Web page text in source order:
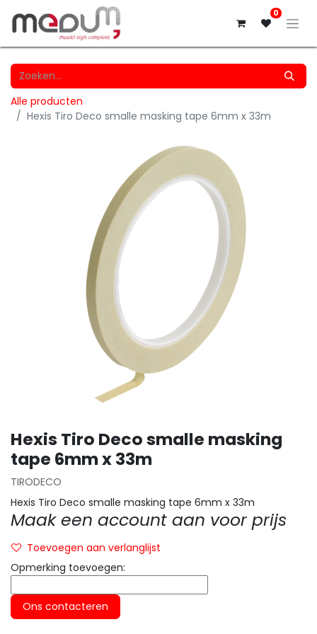
0
Alle producten
Hexis Tiro Deco smalle masking tape 6mm x 33m
Hexis Tiro Deco smalle masking
tape 6mm x 33m
TIRODECO
Hexis Tiro Deco smalle masking tape 6mm x 33m
Maak een account aan voor prijs
Toevoegen aan verlanglijst
Opmerking toevoegen:
Ons contacteren